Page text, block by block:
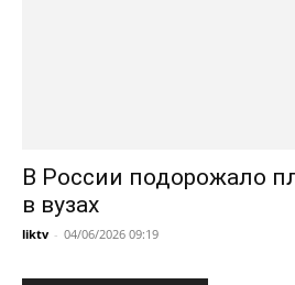
В России подорожало
в вузах
liktv - 04/06/2026 09:19